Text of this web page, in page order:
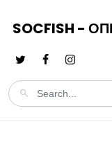
SOCFISH -